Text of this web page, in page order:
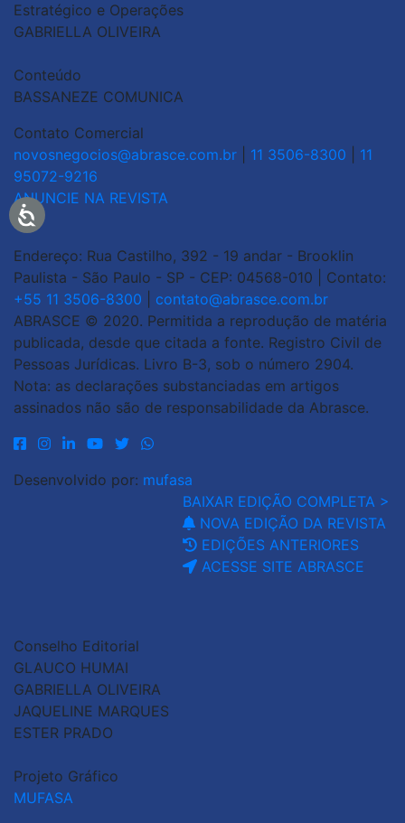
Estratégico e Operações
GABRIELLA OLIVEIRA
Conteúdo
BASSANEZE COMUNICA
Contato Comercial
novosnegocios@abrasce.com.br
11 3506-8300
11
95072-9216
ANUNCIE NA REVISTA
Endereço: Rua Castilho, 392 - 19 andar - Brooklin
Paulista - São Paulo - SP - CEP: 04568-010 | Contato:
+55 11 3506-8300
contato@abrasce.com.br
ABRASCE © 2020. Permitida a reprodução de matéria
publicada, desde que citada a fonte. Registro Civil de
Pessoas Jurídicas. Livro B-3, sob o número 2904.
Nota: as declarações substanciadas em artigos
assinados não são de responsabilidade da Abrasce.
Desenvolvido por: mufasa
BAIXAR EDIÇÃO COMPLETA >
NOVA EDIÇÃO DA REVISTA
EDIÇÕES ANTERIORES
ACESSE SITE ABRASCE
Conselho Editorial
GLAUCO HUMAI
GABRIELLA OLIVEIRA
JAQUELINE MARQUES
ESTER PRADO
Projeto Gráfico
MUFASA